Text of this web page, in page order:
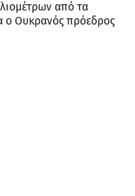
από τα
ο Ουκρανός πρόεδρος